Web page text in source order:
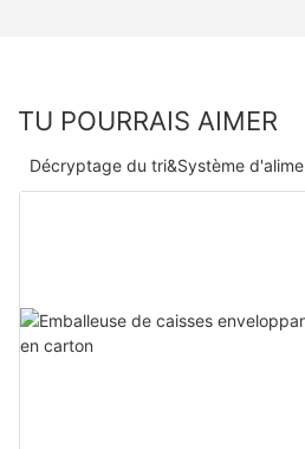
TU POURRAIS AIMER
Décryptage du tri&Système